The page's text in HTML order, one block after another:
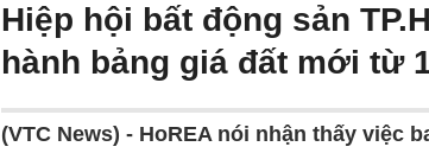
Hiệp hội bất động sản
hành bảng giá đất mới từ
(VTC News) - HoREA nói nhận thấy việc